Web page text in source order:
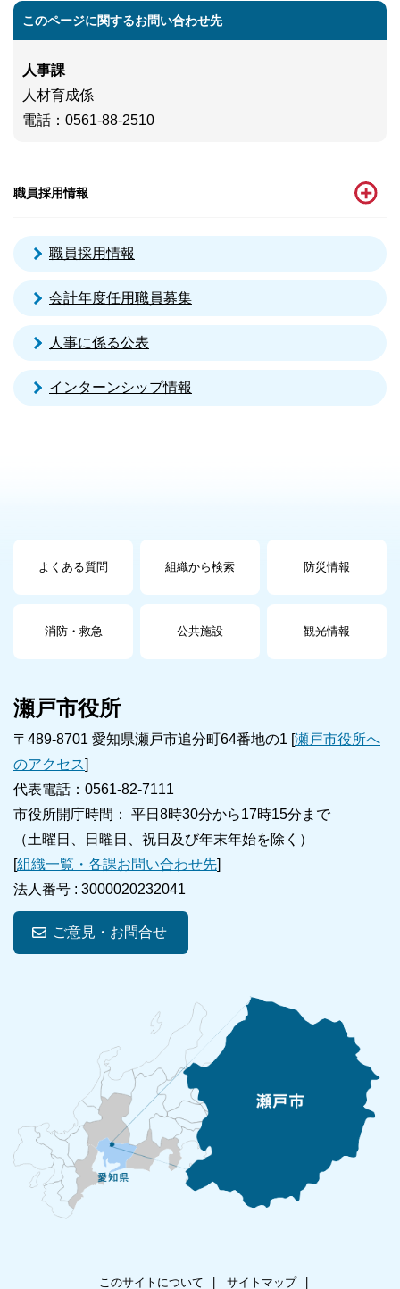
このページに関するお問い合わせ先
人事課
人材育成係
電話 ：0561-88-2510
職員採用情報
職員採用情報
会計年度任用職員募集
人事に係る公表
インターンシップ情報
よくある質問 組織から検索 防災情報
消防・救急 公共施設 観光情報
瀬戸市役所
〒489-8701 愛知県瀬戸市追分町64番地の1 [瀬戸市役所へ
のアクセス]
代表電話：0561-82-7111
市役所開庁時間： 平日8時30分から17時15分まで
（土曜日、日曜日、祝日及び年末年始を除く）
[組織一覧・各課お問い合わせ先]
法人番号 : 3000020232041
ご意見・お問合せ
このサイトについて サイトマップ